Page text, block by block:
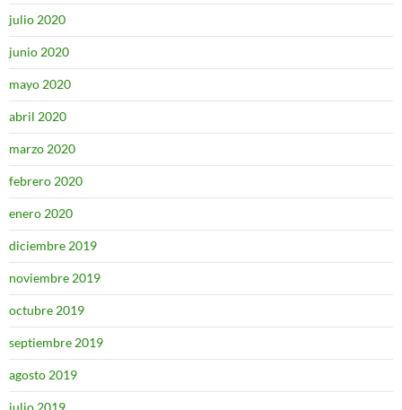
julio 2020
junio 2020
mayo 2020
abril 2020
marzo 2020
febrero 2020
enero 2020
diciembre 2019
noviembre 2019
octubre 2019
septiembre 2019
agosto 2019
julio 2019